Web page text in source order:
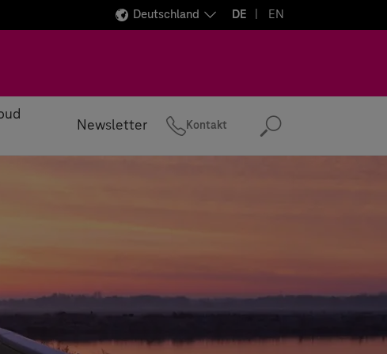
Deutschland DE EN
Newsletter Kontakt Suchen